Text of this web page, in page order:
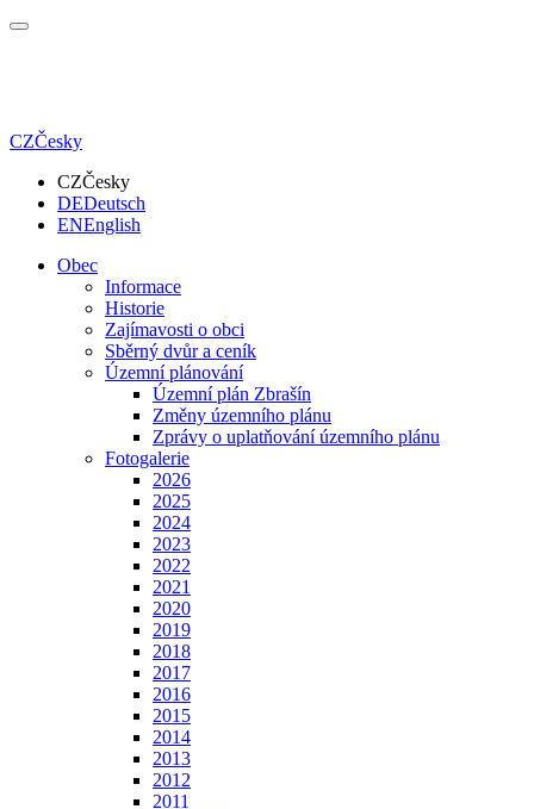
CZČesky
CZČesky
DEDeutsch
ENEnglish
Obec
Informace
Historie
Zajímavosti o obci
Sběrný dvůr a ceník
Územní plánování
Územní plán Zbrašín
Změny územního plánu
Zprávy o uplatňování územního plánu
Fotogalerie
2026
2025
2024
2023
2022
2021
2020
2019
2018
2017
2016
2015
2014
2013
2012
2011